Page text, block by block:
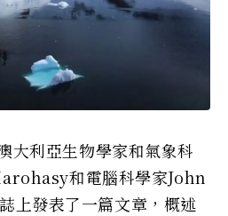
大利亞生物學家和氣象科
和電腦科學家John
上發表了一篇文章，概述